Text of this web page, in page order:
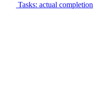
Tasks: actual completion